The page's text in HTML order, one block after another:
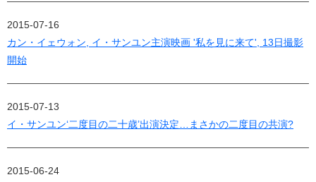
2015-07-16
カン・イェウォン, イ・サンユン主演映画 '私を見に来て', 13日撮影
開始
2015-07-13
イ・サンユン‘二度目の二十歳’出演決定…まさかの二度目の共演?
2015-06-24